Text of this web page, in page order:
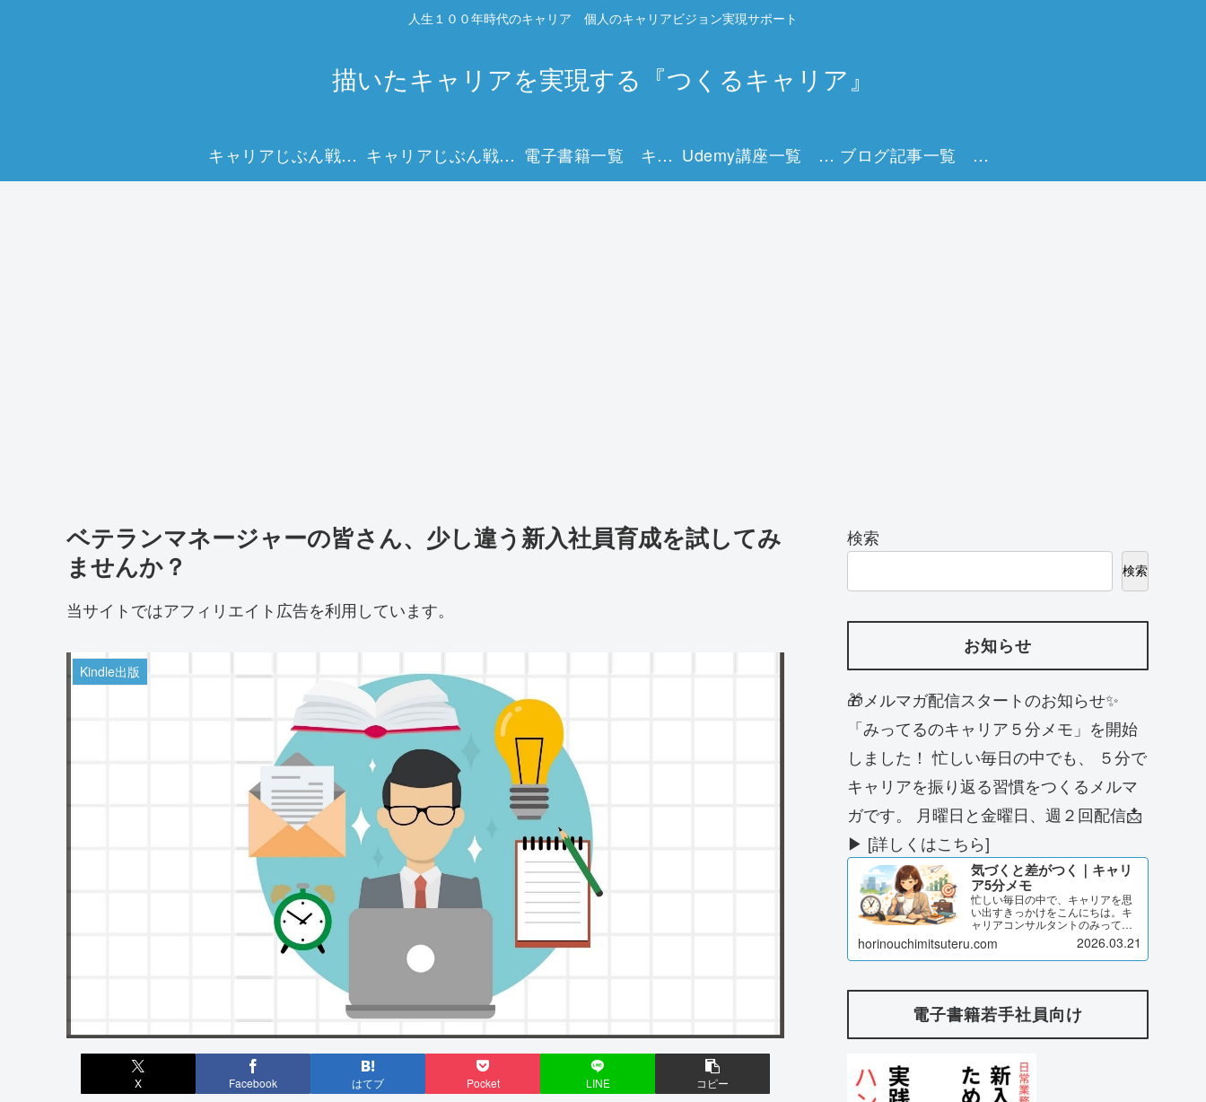
人生１００年時代のキャリア 個人のキャリアビジョン実現サポート
描いたキャリアを実現する『つくるキャリア』
キャリアじぶん戦略マップで、未来を描く力を。 キャリアじぶん戦略マップとは？ 電子書籍一覧 キャリアを描く15冊の実践ガイド Udemy講座一覧 キャリアを描く実践オンライン講座 ブログ記事一覧 キャリアを育てる実践ヒント集
ベテランマネージャーの皆さん、少し違う新入社員育成を試してみ
ませんか？
当サイトではアフィリエイト広告を利用しています。
Kindle出版
X Facebook はてブ Pocket LINE コピー
検索
検索
お知らせ
🎁メルマガ配信スタートのお知らせ✨
「みってるのキャリア５分メモ」を開始
しました！ 忙しい毎日の中でも、 ５分で
キャリアを振り返る習慣をつくるメルマ
ガです。 月曜日と金曜日、週２回配信📩
▶ [詳しくはこちら]
気づくと差がつく｜キャリ
ア5分メモ
忙しい毎日の中で、キャリアを思
い出すきっかけをこんにちは。キ
ャリアコンサルタントのみってる
です。このページでは、私が発信
している「気づくと差がつく｜キ
ャリア5分メモ」のブログ記事をま
ば差がつく キャリア5分メモ...
horinouchimitsuteru.com 2026.03.21
電子書籍若手社員向け